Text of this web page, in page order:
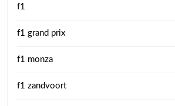
f1
f1 grand prix
f1 monza
f1 zandvoort